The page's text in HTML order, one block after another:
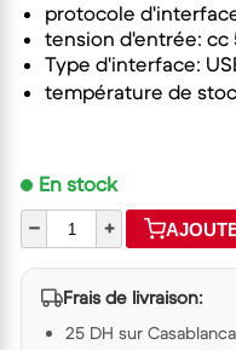
protocole
tension d'entrée: cc
Type d'interface:
température de
En stock
–
+
Frais de livraison:
25 DH sur